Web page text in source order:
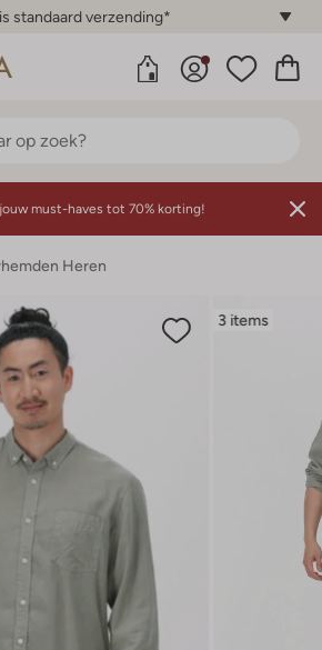
standaard verzending*
jouw must-haves tot 70% korting!
Heren
3 items